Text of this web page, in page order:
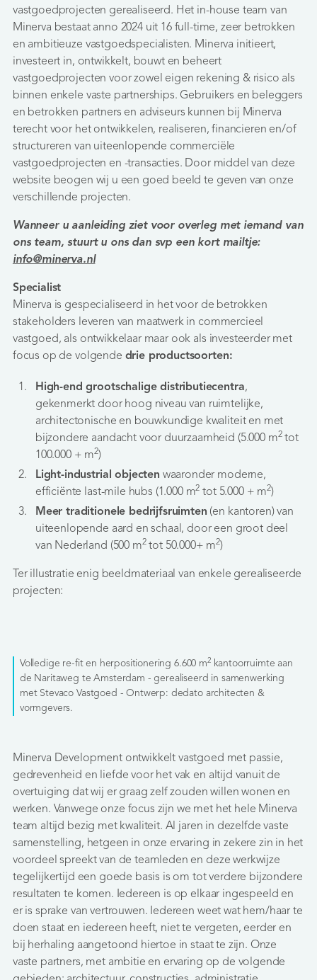
vastgoedprojecten gerealiseerd. Het in-house team van
Minerva bestaat anno 2024 uit 16 full-time, zeer betrokken
en ambitieuze vastgoedspecialisten. Minerva initieert,
investeert in, ontwikkelt, bouwt en beheert
vastgoedprojecten voor zowel eigen rekening & risico als
binnen enkele vaste partnerships. Gebruikers en beleggers
en betrokken partners en adviseurs kunnen bij Minerva
terecht voor het ontwikkelen, realiseren, financieren en/of
structureren van uiteenlopende commerciële
vastgoedprojecten en -transacties. Door middel van deze
website beogen wij u een goed beeld te geven van onze
verschillende projecten.
Wanneer u aanleiding ziet voor overleg met iemand van
ons team, stuurt u ons dan svp een kort mailtje:
info@minerva.nl
Specialist
Minerva is gespecialiseerd in het voor de betrokken
stakeholders leveren van maatwerk in commercieel
vastgoed, als ontwikkelaar maar ook als investeerder met
focus op de volgende drie productsoorten:
High-end grootschalige distributiecentra,
gekenmerkt door hoog niveau van ruimtelijke,
architectonische en bouwkundige kwaliteit en met
bijzondere aandacht voor duurzaamheid (5.000 m2tot
100.000 + m2)
Light-industrial objecten waaronder moderne,
efficiënte last-mile hubs (1.000 m2 tot 5.000 + m2)
Meer traditionele bedrijfsruimten (en kantoren) van
uiteenlopende aard en schaal, door een groot deel
van Nederland (500 m2tot 50.000+ m2)
Ter illustratie enig beeldmateriaal van enkele gerealiseerde
projecten:
Volledige re-fit en herpositionering 6.600 m2kantoorruimte aan
de Naritaweg te Amsterdam - gerealiseerd in samenwerking
met Stevaco Vastgoed - Ontwerp: dedato architecten &
vormgevers.
Minerva Development ontwikkelt vastgoed met passie,
gedrevenheid en liefde voor het vak en altijd vanuit de
overtuiging dat wij er graag zelf zouden willen wonen en
werken. Vanwege onze focus zijn we met het hele Minerva
team altijd bezig met kwaliteit. Al jaren in dezelfde vaste
samenstelling, hetgeen in onze ervaring in zekere zin in het
voordeel spreekt van de teamleden en deze werkwijze
tegelijkertijd een goede basis is om tot verdere bijzondere
resultaten te komen. Iedereen is op elkaar ingespeeld en
er is sprake van vertrouwen. Iedereen weet wat hem/haar te
doen staat en iedereen heeft, niet te vergeten, eerder en
bij herhaling aangetoond hiertoe in staat te zijn. Onze
vaste partners, met ambitie en ervaring op de volgende